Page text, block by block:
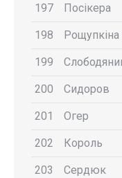
197 Посікера
198 Рощупкіна
199
200 Сидоров
201 Огер
202 Король
203 Сердюк